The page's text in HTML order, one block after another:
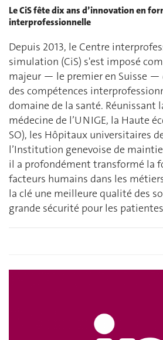
Le CiS fête dix ans d’innovation en
interprofessionnelle
Depuis 2013, le Centre
simulation (CiS) s'est imposé
majeur — le premier en Suisse —
des compétences
domaine de la santé. Réunissant
médecine de l’UNIGE, la Haute
SO), les Hôpitaux universitaires
l’Institution genevoise de
il a profondément transformé la
facteurs humains dans les
la clé une meilleure qualité des
grande sécurité pour les